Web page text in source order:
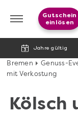
Jahre gültig
Gutschein
einlösen
Bremen Genuss-
mit Verkostung
Kölsch